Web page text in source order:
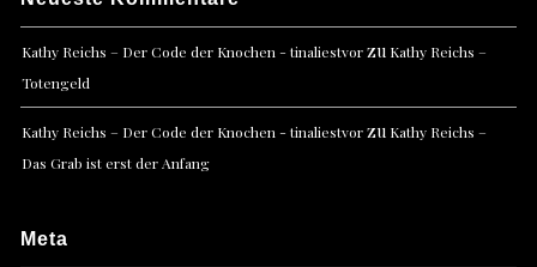
Kathy Reichs – Der Code der Knochen - tinaliestvorzu Kathy Reichs –
Totengeld
Kathy Reichs – Der Code der Knochen - tinaliestvorzu Kathy Reichs –
Das Grab ist erst der Anfang
Meta